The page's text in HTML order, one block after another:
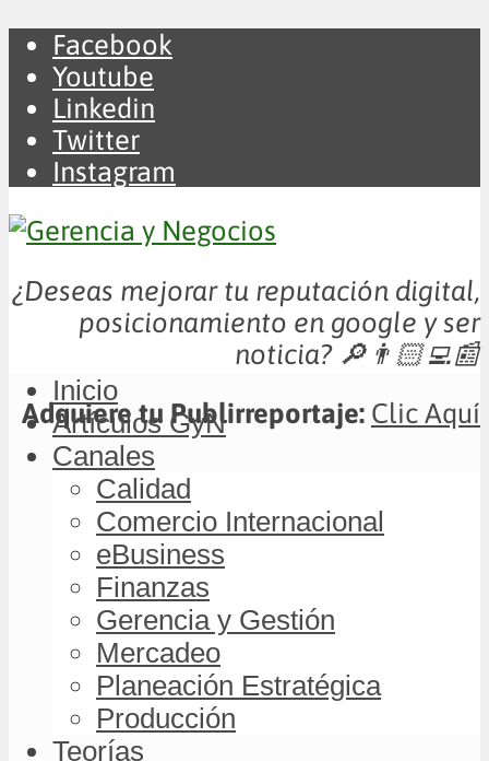
Facebook
Youtube
Linkedin
Twitter
Instagram
¿Deseas mejorar tu reputación digital,
posicionamiento en google y ser
noticia? 🔎👨🏻‍💻📰
Adquiere tu Publirreportaje: Clic Aquí
Inicio
Artículos GyN
Canales
Calidad
Comercio Internacional
eBusiness
Finanzas
Gerencia y Gestión
Mercadeo
Planeación Estratégica
Producción
Teorías